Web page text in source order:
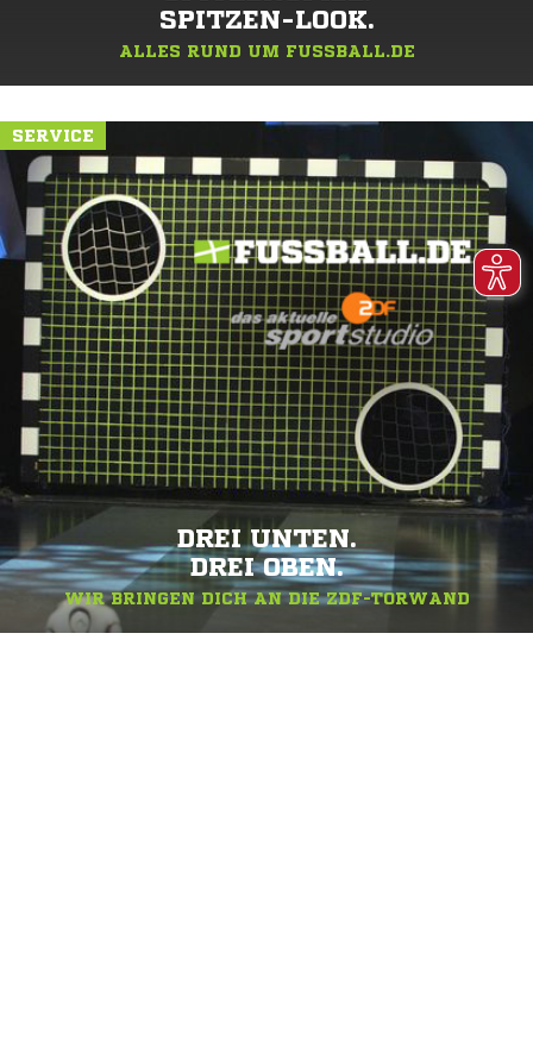
SPITZEN-LOOK.
ALLES RUND UM FUSSBALL.DE
SERVICE
DREI UNTEN.
DREI OBEN.
WIR BRINGEN DICH AN DIE ZDF-TORWAND